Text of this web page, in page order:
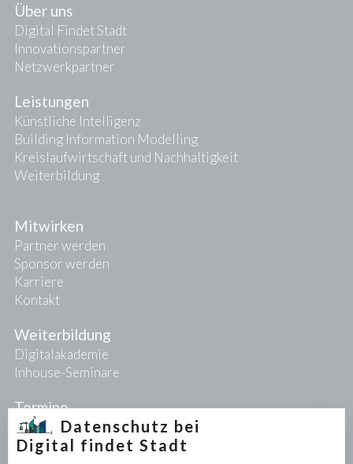
Über uns
Digital Findet Stadt
Innovationspartner
Netzwerkpartner
Leistungen
Künstliche Intelligenz
Building Information Modelling
Kreislaufwirtschaft und Nachhaltigkeit
Weiterbildung
Mitwirken
Partner werden
Sponsor werden
Karriere
Kontakt
Weiterbildung
Digitalakademie
Inhouse-Seminare
Termine
Projekte
Datenschutz bei
Digital findet Stadt